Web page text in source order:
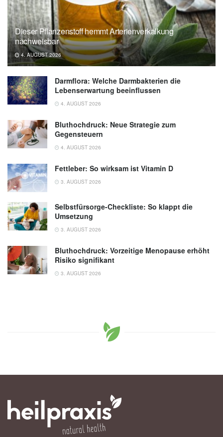
Dieser Pflanzenstoff hemmt Arterienverkalkung
nachweisbar
4. AUGUST 2026
Darmflora: Welche Darmbakterien die
Lebenserwartung beeinflussen
4. AUGUST 2026
Bluthochdruck: Neue Strategie zum
Gegensteuern
4. AUGUST 2026
Fettleber: So wirksam ist Vitamin D
3. AUGUST 2026
Selbstfürsorge-Checkliste: So klappt die
Umsetzung
3. AUGUST 2026
Bluthochdruck: Vorzeitige Menopause erhöht
Risiko signifikant
3. AUGUST 2026